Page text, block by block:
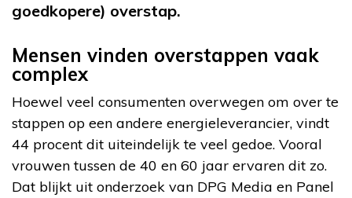
goedkopere) overstap.
Mensen vinden overstappen vaak
complex
Hoewel veel consumenten overwegen om over te
stappen op een andere energieleverancier, vindt
44 procent dit uiteindelijk te veel gedoe. Vooral
vrouwen tussen de 40 en 60 jaar ervaren dit zo.
Dat blijkt uit onderzoek van DPG Media en Panel